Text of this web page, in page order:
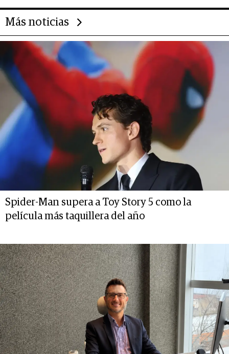
Más noticias
Spider-Man supera a Toy Story 5 como la
película más taquillera del año